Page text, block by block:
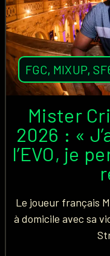
FGC, MIXUP,
Mister
2026 : «
l’EVO, je
Le joueur français
à domicile avec sa